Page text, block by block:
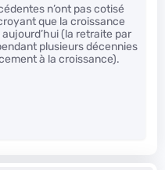
n’ont pas cotisé
que la croissance
(la retraite par
plusieurs décennies
à la croissance).